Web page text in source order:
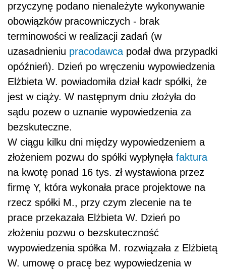
przyczynę podano nienależyte wykonywanie
obowiązków pracowniczych - brak
terminowości w realizacji zadań (w
uzasadnieniu pracodawca podał dwa przypadki
opóźnień). Dzień po wręczeniu wypowiedzenia
Elżbieta W. powiadomiła dział kadr spółki, że
jest w ciąży. W następnym dniu złożyła do
sądu pozew o uznanie wypowiedzenia za
bezskuteczne.
W ciągu kilku dni między wypowiedzeniem a
złożeniem pozwu do spółki wypłynęła faktura
na kwotę ponad 16 tys. zł wystawiona przez
firmę Y, która wykonała prace projektowe na
rzecz spółki M., przy czym zlecenie na te
prace przekazała Elżbieta W. Dzień po
złożeniu pozwu o bezskuteczność
wypowiedzenia spółka M. rozwiązała z Elżbietą
W. umowę o pracę bez wypowiedzenia w